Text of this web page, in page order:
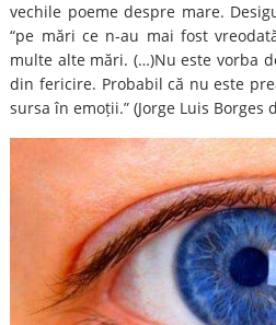
vechile poeme despre mare.
“pe mări ce n-au mai fost
multe alte mări. (…)Nu este vorba
din fericire. Probabil că nu este
sursa în emoții.” (Jorge Luis Borges